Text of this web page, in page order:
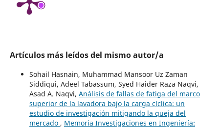
Artículos más leídos del mismo autor/a
Sohail Hasnain, Muhammad Mansoor Uz Zaman
Siddiqui, Adeel Tabassum, Syed Haider Raza Naqvi,
Asad A. Naqvi, Análisis de fallas de fatiga del marco
superior de la lavadora bajo la carga cíclica: un
estudio de investigación mitigando la queja del
mercado , Memoria Investigaciones en Ingeniería: